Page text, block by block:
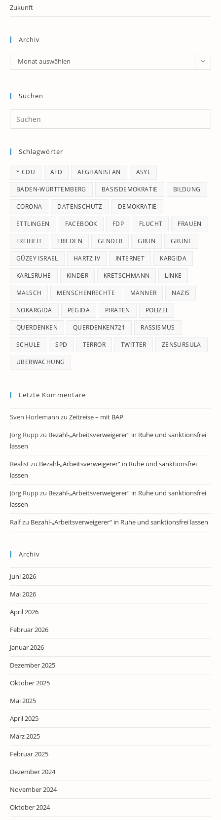
Zukunft
Archiv
Archiv
Monat auswählen
Suchen
Schlagwörter
* CDU AFD AFGHANISTAN ASYL
BADEN-WÜRTTEMBERG BASISDEMOKRATIE BILDUNG
CORONA DATENSCHUTZ DEMOKRATIE
ETTLINGEN FACEBOOK FDP FLUCHT FRAUEN
FREIHEIT FRIEDEN GENDER GRÜN GRÜNE
GÜZEY ISRAEL HARTZ IV INTERNET KARGIDA
KARLSRUHE KINDER KRETSCHMANN LINKE
MALSCH MENSCHENRECHTE MÄNNER NAZIS
NOKARGIDA PEGIDA PIRATEN POLIZEI
QUERDENKEN QUERDENKEN721 RASSISMUS
SCHULE SPD TERROR TWITTER ZENSURSULA
ÜBERWACHUNG
Letzte Kommentare
Sven Horlemann zu Zeitreise – mit BAP
Jörg Ruppzu Bezahl-„Arbeitsverweigerer“ in Ruhe und sanktionsfrei
lassen
Realistzu Bezahl-„Arbeitsverweigerer“ in Ruhe und sanktionsfrei
lassen
Jörg Ruppzu Bezahl-„Arbeitsverweigerer“ in Ruhe und sanktionsfrei
lassen
Ralfzu Bezahl-„Arbeitsverweigerer“ in Ruhe und sanktionsfrei lassen
Archiv
Juni 2026
Mai 2026
April 2026
Februar 2026
Januar 2026
Dezember 2025
Oktober 2025
Mai 2025
April 2025
März 2025
Februar 2025
Dezember 2024
November 2024
Oktober 2024